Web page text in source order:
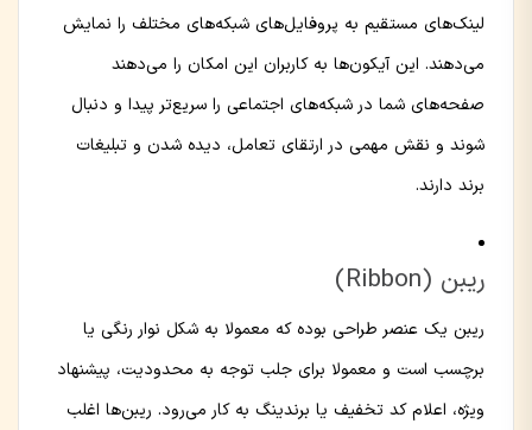
لینک‌های مستقیم به پروفایل‌های شبکه‌های مختلف را نمایش
می‌دهند. این آیکون‌ها به کاربران این امکان را می‌دهند
صفحه‌های شما در شبکه‌های اجتماعی را سریع‌تر پیدا و دنبال
شوند و نقش مهمی در ارتقای تعامل، دیده شدن و تبلیغات
برند دارند.
ریبن (Ribbon)
ریبن یک عنصر طراحی بوده که معمولا به شکل نوار رنگی یا
برچسب است و معمولا برای جلب توجه به محدودیت، پیشنهاد
ویژه، اعلام کد تخفیف یا برندینگ به کار می‌رود. ریبن‌ها اغلب